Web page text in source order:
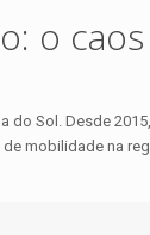
o
Sol. Desde
mobilidade na